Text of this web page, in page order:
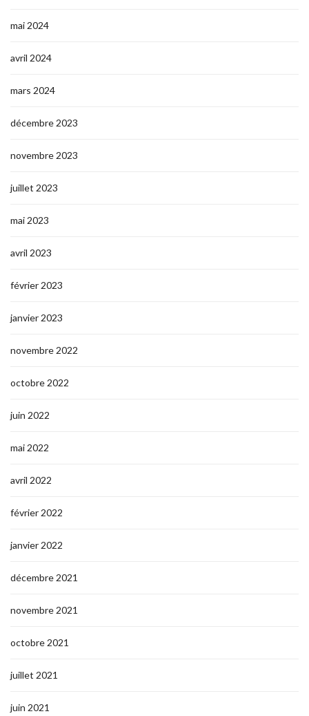
mai 2024
avril 2024
mars 2024
décembre 2023
novembre 2023
juillet 2023
mai 2023
avril 2023
février 2023
janvier 2023
novembre 2022
octobre 2022
juin 2022
mai 2022
avril 2022
février 2022
janvier 2022
décembre 2021
novembre 2021
octobre 2021
juillet 2021
juin 2021